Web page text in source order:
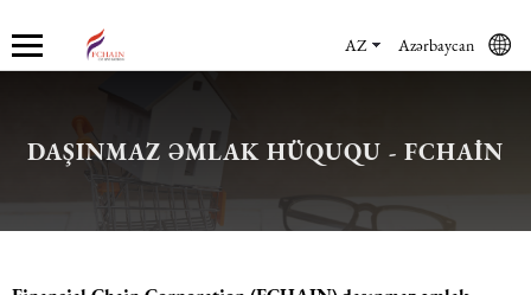
Haqqımızda
Xidmətlər
Mühasibat xidmətləri
Hüquq xidmətləri və konsaltinq
Azərbaycanda şirkətlərin qeydiyyatı
İnsan Resursların uçotu
İnsan Resursları üzrə audit
Marketinq xidmətləri
AZ Azərbaycan
DAŞINMAZ ƏMLAK HÜQUQU - FCHAIN